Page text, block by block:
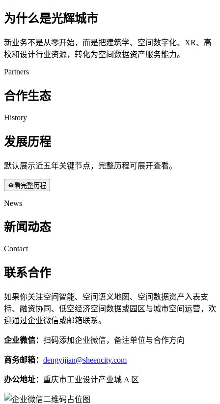
为什么是光辉城市
新业务不是从零开始，而是把建筑学、空间数字化、XR、高
校和设计行业资源，转化为空间数据资产服务能力。
Partners
合作生态
History
发展历程
默认展示近五年关键节点，完整历程可展开查看。
查看完整历程
News
新闻动态
Contact
联系合作
如果你关注空间智能、空间语义地图、空间数据资产入表支
持、融资协同、低空经济空间数据或园区与城市空间运营，欢
迎通过企业微信或邮箱联系。
企业微信： 扫码添加企业微信，备注单位与合作方向
商务邮箱： dengyijian@sheencity.com
办公地址： 重庆市工业设计产业城 A 区